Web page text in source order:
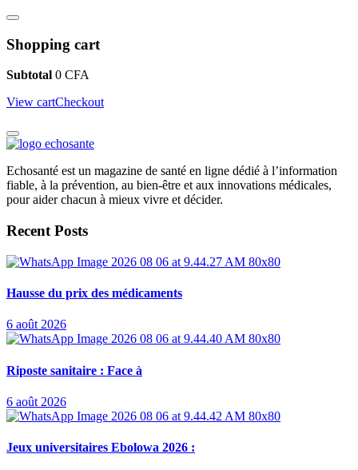
Shopping cart
Subtotal 0 CFA
View cartCheckout
Echosanté est un magazine de santé en ligne dédié à l’information
fiable, à la prévention, au bien-être et aux innovations médicales,
pour aider chacun à mieux vivre et décider.
Recent Posts
Hausse du prix des médicaments
6 août 2026
Riposte sanitaire : Face à
6 août 2026
Jeux universitaires Ebolowa 2026 :